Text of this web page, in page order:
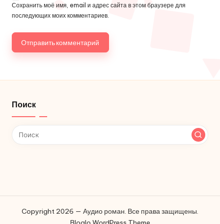
Сохранить моё имя, email и адрес сайта в этом браузере для
последующих моих комментариев.
Поиск
Copyright 2026 — Аудио роман. Все права защищены.